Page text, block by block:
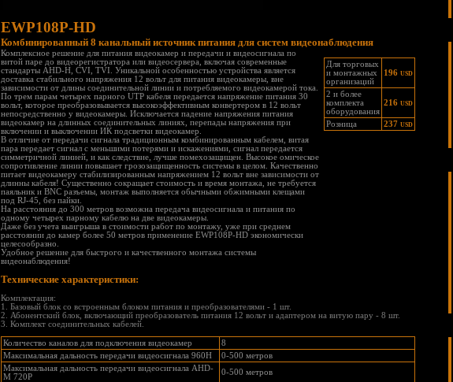
EWP108P-HD
Комбинированный 8 канальный источник питания для систем видеонаблюдения
Комплексное решение для питания видеокамер и передачи и видеосигнала по
витой паре до видеорегистратора или видеосервера, включая современные
стандарты AHD-H, CVI, TVI. Уникальной особенностью устройства является
доставка стабильного напряжения 12 вольт для питания видеокамеры, вне
зависимости от длины соединительной линии и потребляемого видеокамерой тока.
По трем парам четырех парного UTP кабеля передается напряжение питания 30
вольт, которое преобразовывается высокоэффективным конвертером в 12 вольт
непосредственно у видеокамеры. Исключается падение напряжения питания
видеокамер на длинных соединительных линиях, перепады напряжения при
включении и выключении ИК подсветки видеокамер.
В отличие от передачи сигнала традиционным комбинированным кабелем, витая
пара передает сигнал с меньшими потерями и искажениями, сигнал передается
симметричной линией, и как следствие, лучше помехозащищен. Высокое омическое
сопротивление линии повышает грозозащищенность системы в целом. Качественно
питает видеокамеру стабилизированным напряжением 12 вольт вне зависимости от
длинны кабеля! Существенно сокращает стоимость и время монтажа, не требуется
паяльник и BNC разъемы, монтаж выполняется обычными обжимными клещами
под RJ-45, без пайки.
На расстояния до 300 метров возможна передача видеосигнала и питания по
одному четырех парному кабелю на две видеокамеры.
Даже без учета выигрыша в стоимости работ по монтажу, уже при среднем
расстоянии до камер более 50 метров применение EWP108P-HD экономически
целесообразно.
Удобное решение для быстрого и качественного монтажа системы
видеонаблюдения!
Для торговых
и монтажных
организаций
196 USD
2 и более
комплекта
оборудования
216 USD
Розница 237 USD
Технические характеристики:
Комплектация:
1. Базовый блок со встроенным блоком питания и преобразователями - 1 шт.
2. Абонентский блок, включающий преобразователь питания 12 вольт и адаптером на витую пару - 8 шт.
3. Комплект соединительных кабелей.
Количество каналов для подключения видеокамер
8
Максимальная дальность передачи видеосигнала 960H
0-500 метров
Максимальная дальность передачи видеосигнала AHD-
M 720P
0-500 метров